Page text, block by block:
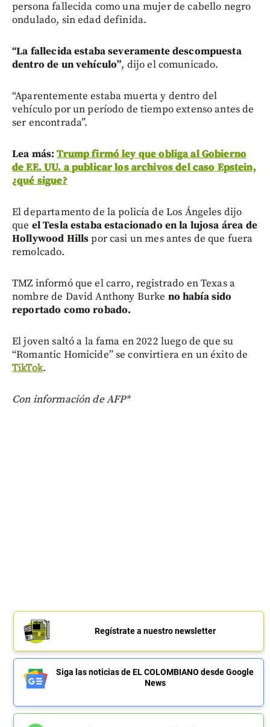
persona fallecida como una mujer de cabello negro
ondulado, sin edad definida.
“La fallecida estaba severamente descompuesta
dentro de un vehículo”, dijo el comunicado.
“Aparentemente estaba muerta y dentro del
vehículo por un período de tiempo extenso antes de
ser encontrada”.
Lea más:Trump firmó ley que obliga al Gobierno
de EE. UU. a publicar los archivos del caso Epstein,
¿qué sigue?
El departamento de la policía de Los Ángeles dijo
que el Tesla estaba estacionado en la lujosa área de
Hollywood Hillspor casi un mes antes de que fuera
remolcado.
TMZ informó que el carro, registrado en Texas a
nombre de David Anthony Burke no había sido
reportado como robado.
El joven saltó a la fama en 2022 luego de que su
“Romantic Homicide” se convirtiera en un éxito de
TikTok.
Con información de AFP*
Regístrate a nuestro newsletter
Siga las noticias de EL COLOMBIANO desde Google
News